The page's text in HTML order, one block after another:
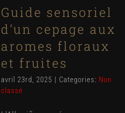
Guide sensoriel
d’un cepage aux
aromes floraux
et fruites
avril 23rd, 2025 | Categories: Non
classé